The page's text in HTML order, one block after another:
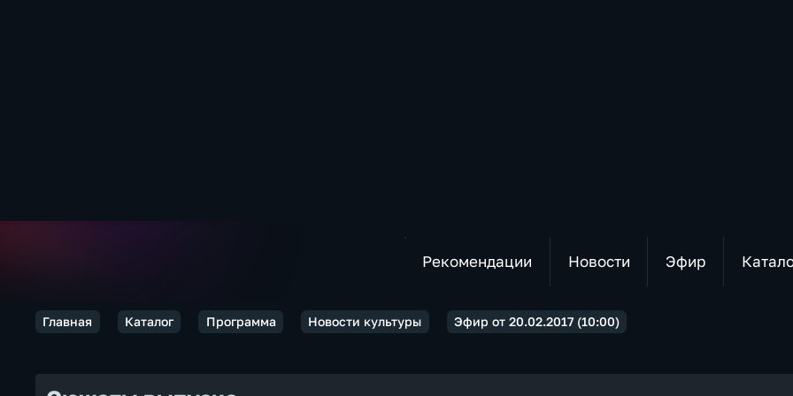
Рекомендации Новости Эфир
Главная Каталог Программа Новости культуры Эфир от 20.02.2017 (10:00)